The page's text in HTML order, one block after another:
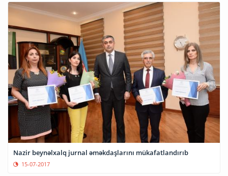
Nazir beynəlxalq jurnal əməkdaşlarını mükafatlandırıb
15-07-2017